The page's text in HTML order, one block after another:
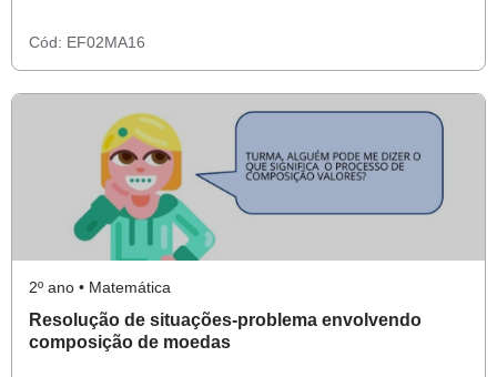
Cód: EF02MA16
2º ano • Matemática
Resolução de situações-problema envolvendo
composição de moedas